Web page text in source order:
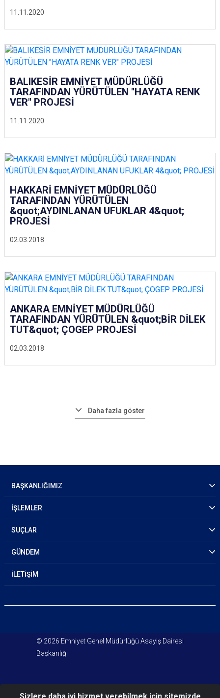
11.11.2020
11.11.2020
BALIKESİR EMNİYET MÜDÜRLÜĞÜ
TARAFINDAN YÜRÜTÜLEN "HAYATA RENK
VER" PROJESİ
02.03.2018
HAKKARİ EMNİYET MÜDÜRLÜĞÜ
TARAFINDAN YÜRÜTÜLEN
&quot;AYDINLANAN UFUKLAR 4&quot;
PROJESİ
02.03.2018
ANKARA EMNİYET MÜDÜRLÜĞÜ
TARAFINDAN YÜRÜTÜLEN &quot;BİR DİLEK
TUT&quot; ÇOGEP PROJESİ
Daha fazla göster
BAŞKANLIĞIMIZ
İŞLEMLER
SUÇLAR
GÜNDEM
İLETİŞİM
© 2026 Emniyet Genel Müdürlüğü Asayiş Dairesi
Başkanlığı